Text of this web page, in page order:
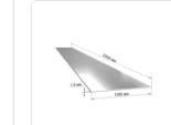
Стандарт
Высота